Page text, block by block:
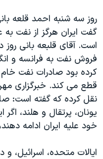
روز سه شنبه احمد قلعه
گفت ایران هرگز از نفت به
است. آقای قلبعه بانی
فروش نفت به فرانسه و
کرده بود صادرات نفت خام
قطع می کند. خبرگزاری مهر
نقل کرده که گفته است:
یونان، پرتقال و هلند،
خود علیه ایران ادامه
ایالات متحده، اسرائیل، و